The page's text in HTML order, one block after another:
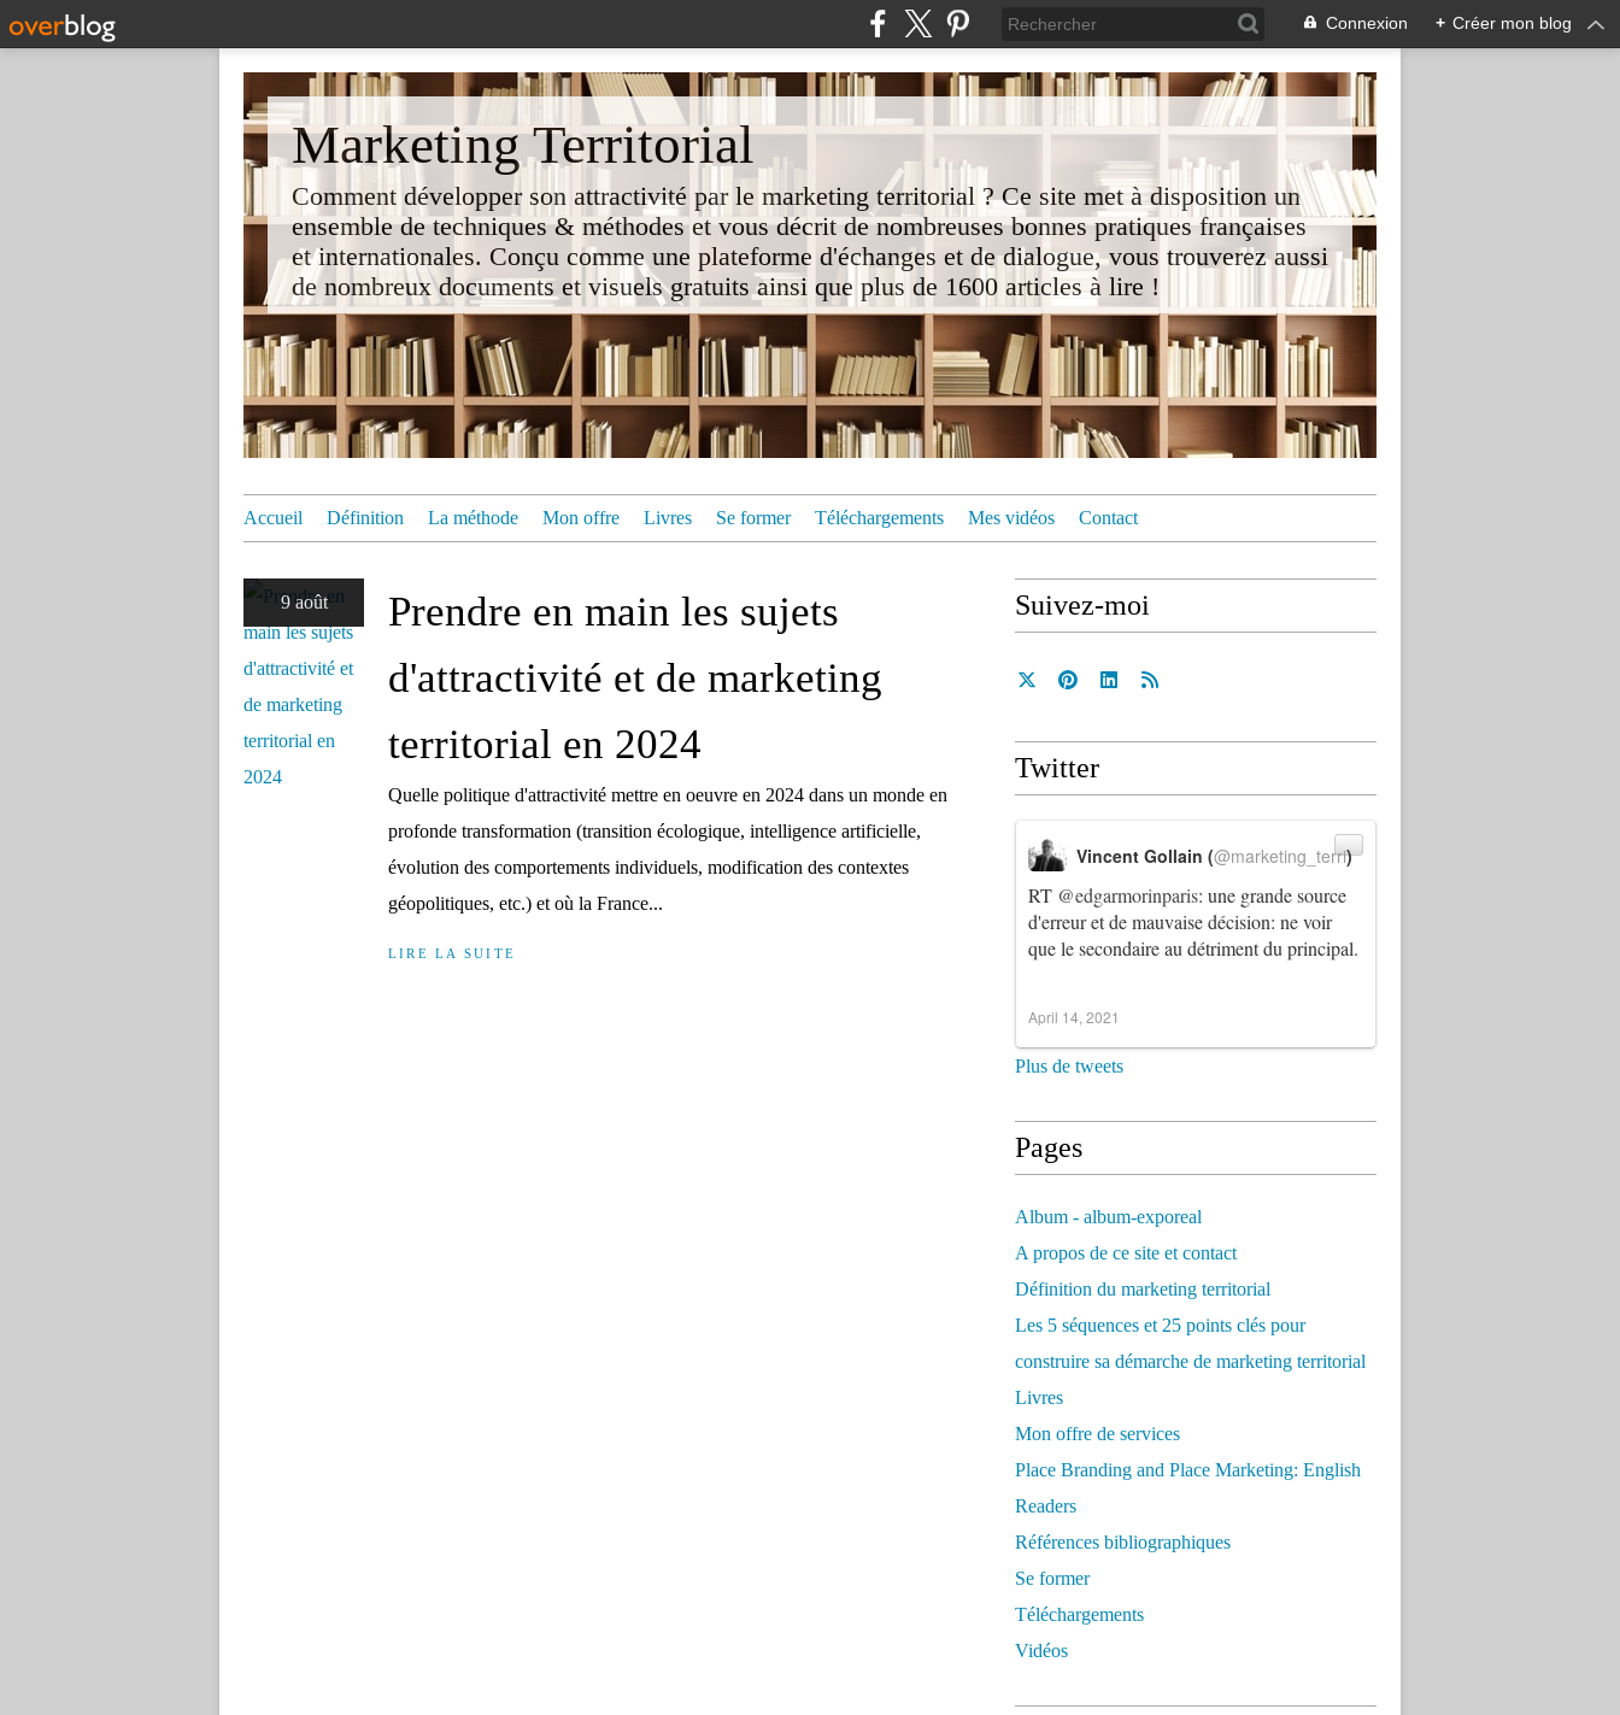
Connexion + Créer mon blog
Marketing Territorial
Comment développer son attractivité par le marketing territorial ? Ce site met à disposition un
ensemble de techniques & méthodes et vous décrit de nombreuses bonnes pratiques françaises
et internationales. Conçu comme une plateforme d'échanges et de dialogue, vous trouverez aussi
de nombreux documents et visuels gratuits ainsi que plus de 1600 articles à lire !
Accueil Définition La méthode Mon offre Livres Se former Téléchargements Mes vidéos Contact
9 août
Prendre en main les sujets
d'attractivité et de marketing
territorial en 2024
Quelle politique d'attractivité mettre en oeuvre en 2024 dans un monde en
profonde transformation (transition écologique, intelligence artificielle,
évolution des comportements individuels, modification des contextes
géopolitiques, etc.) et où la France...
LIRE LA SUITE
Suivez-moi
Twitter
RT @edgarmorinparis: une grande source
d'erreur et de mauvaise décision: ne voir
que le secondaire au détriment du principal.
Vincent Gollain (@marketing_terri)
April 14, 2021
Plus de tweets
Pages
Album - album-exporeal
A propos de ce site et contact
Définition du marketing territorial
Les 5 séquences et 25 points clés pour
construire sa démarche de marketing territorial
Livres
Mon offre de services
Place Branding and Place Marketing: English
Readers
Références bibliographiques
Se former
Téléchargements
Vidéos